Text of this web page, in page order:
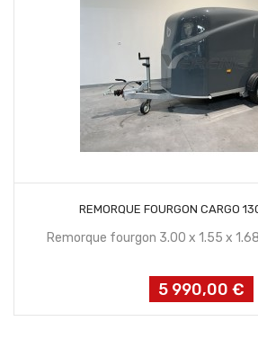
REMORQUE FOURGON CARGO
Remorque fourgon 3.00 x 1.55 x
Prix
5 990,00 €